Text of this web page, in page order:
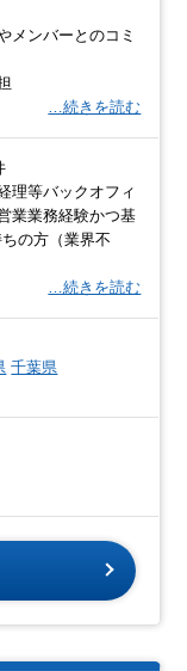
メンバーとのコミ
…続きを読む
理等バックオフィ
業業務経験かつ基
の方（業界不
…続きを読む
千葉県